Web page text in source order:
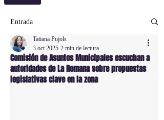
Entrada
Comisión de Asuntos Municipales escuchan a
autoridades de La Romana sobre propuestas
legislativas clave en la zona
Tatiana Pujols
3 oct 2025 2 min de lectura